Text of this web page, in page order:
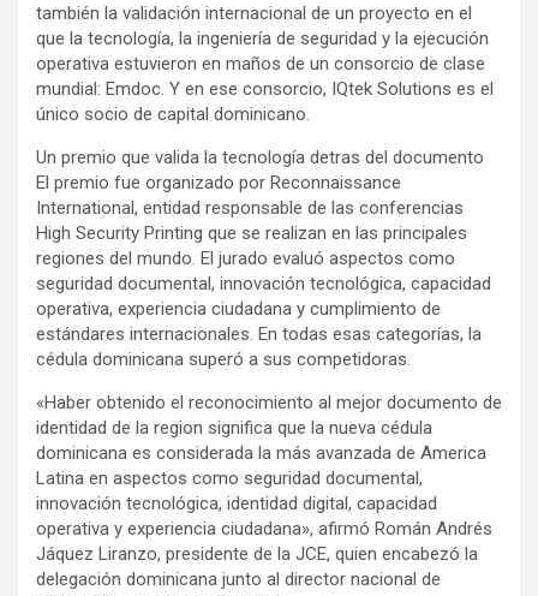
también la validación internacional de un proyecto en el
que la tecnología, la ingeniería de seguridad y la ejecución
operativa estuvieron en maños de un consorcio de clase
mundial: Emdoc. Y en ese consorcio, IQtek Solutions es el
único socio de capital dominicano.
Un premio que valida la tecnología detras del documento
El premio fue organizado por Reconnaissance
International, entidad responsable de las conferencias
High Security Printing que se realizan en las principales
regiones del mundo. El jurado evaluó aspectos como
seguridad documental, innovación tecnológica, capacidad
operativa, experiencia ciudadana y cumplimiento de
estándares internacionales. En todas esas categorías, la
cédula dominicana superó a sus competidoras.
«Haber obtenido el reconocimiento al mejor documento de
identidad de la region significa que la nueva cédula
dominicana es considerada la más avanzada de America
Latina en aspectos como seguridad documental,
innovación tecnológica, identidad digital, capacidad
operativa y experiencia ciudadana», afirmó Román Andrés
Jáquez Liranzo, presidente de la JCE, quien encabezó la
delegación dominicana junto al director nacional de